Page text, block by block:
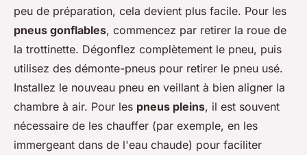
peu de préparation, cela devient plus facile. Pour les
pneus gonflables, commencez par retirer la roue de
la trottinette. Dégonflez complètement le pneu, puis
utilisez des démonte-pneus pour retirer le pneu usé.
Installez le nouveau pneu en veillant à bien aligner la
chambre à air. Pour les pneus pleins, il est souvent
nécessaire de les chauffer (par exemple, en les
immergeant dans de l'eau chaude) pour faciliter